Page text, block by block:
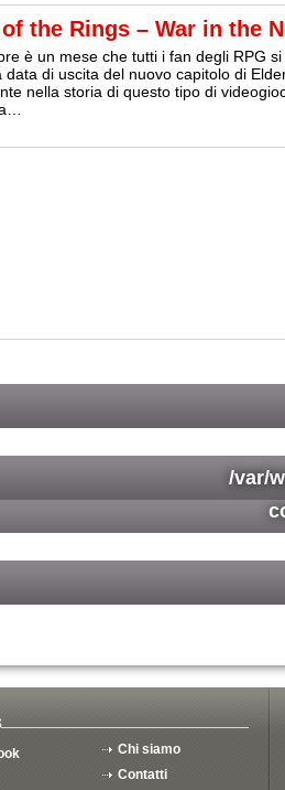
the Rings – War in the
è un mese che tutti i fan degli RPG
data di uscita del nuovo capitolo di
nella storia di questo tipo di
/var/
Chi siamo
Contatti